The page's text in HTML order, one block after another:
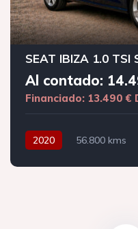
SEAT IBIZA 1.0 TSI
Al contado:
Financiado: 13.490 €
2020 56.800 kms